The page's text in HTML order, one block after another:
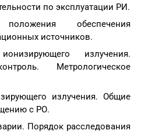
по эксплуатации РИ.
обеспечения
источников.
излучения.
Метрологическое
излучения. Общие
с РО.
Порядок расследования